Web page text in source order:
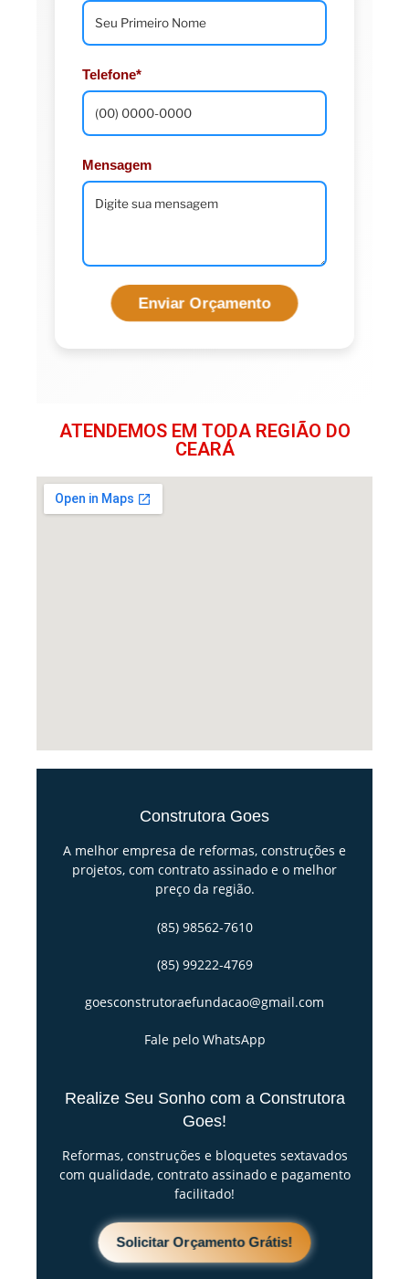
Telefone*
Mensagem
ATENDEMOS EM TODA REGIÃO DO
CEARÁ
Construtora Goes
A melhor empresa de reformas, construções e
projetos, com contrato assinado e o melhor
preço da região.
(85) 98562-7610
(85) 99222-4769
goesconstrutoraefundacao@gmail.com
Fale pelo WhatsApp
Realize Seu Sonho com a Construtora
Goes!
Reformas, construções e bloquetes sextavados
com qualidade, contrato assinado e pagamento
facilitado!
Solicitar Orçamento Grátis!